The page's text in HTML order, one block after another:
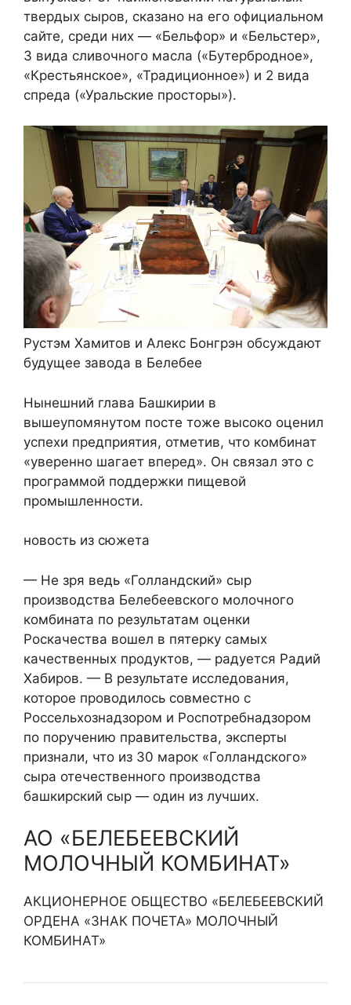
твердых сыров, сказано на его официальном
сайте, среди них — «Бельфор» и «Бельстер»,
3 вида сливочного масла («Бутербродное»,
«Крестьянское», «Традиционное») и 2 вида
спреда («Уральские просторы»).
Рустэм Хамитов и Алекс Бонгрэн обсуждают
будущее завода в Белебее
Нынешний глава Башкирии в
вышеупомянутом посте тоже высоко оценил
успехи предприятия, отметив, что комбинат
«уверенно шагает вперед». Он связал это с
программой поддержки пищевой
промышленности.
новость из сюжета
— Не зря ведь «Голландский» сыр
производства Белебеевского молочного
комбината по результатам оценки
Роскачества вошел в пятерку самых
качественных продуктов, — радуется Радий
Хабиров. — В результате исследования,
которое проводилось совместно с
Россельхознадзором и Роспотребнадзором
по поручению правительства, эксперты
признали, что из 30 марок «Голландского»
сыра отечественного производства
башкирский сыр — один из лучших.
АО «БЕЛЕБЕЕВСКИЙ
МОЛОЧНЫЙ КОМБИНАТ»
АКЦИОНЕРНОЕ ОБЩЕСТВО «БЕЛЕБЕЕВСКИЙ
ОРДЕНА «ЗНАК ПОЧЕТА» МОЛОЧНЫЙ
КОМБИНАТ»